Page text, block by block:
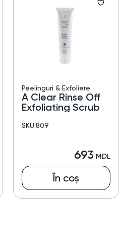
Peelinguri & Exfoliere
A Clear Rinse Off
Exfoliating Scrub
SKU:809
693
În coș